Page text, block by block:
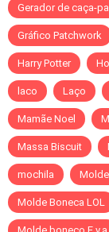
Gerador de caça-
Gráfico Patchwork
Harry Potter
laco Laço
Mamãe Noel
Massa Biscuit
mochila
Molde Boneca LOL